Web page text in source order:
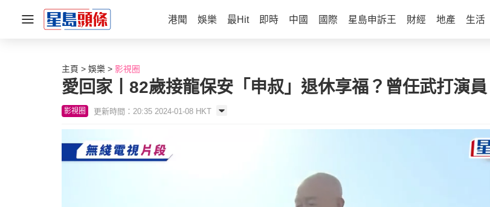
港聞 娛樂 最Hit 即時 中國 國際 星島申訴王 財經 地產 生活
主頁 娛樂 影視圈
愛回家丨82歲接龍保安「申叔」退休享福？曾任武打演
影視圈 更新時間：20:35 2024-01-08 HKT